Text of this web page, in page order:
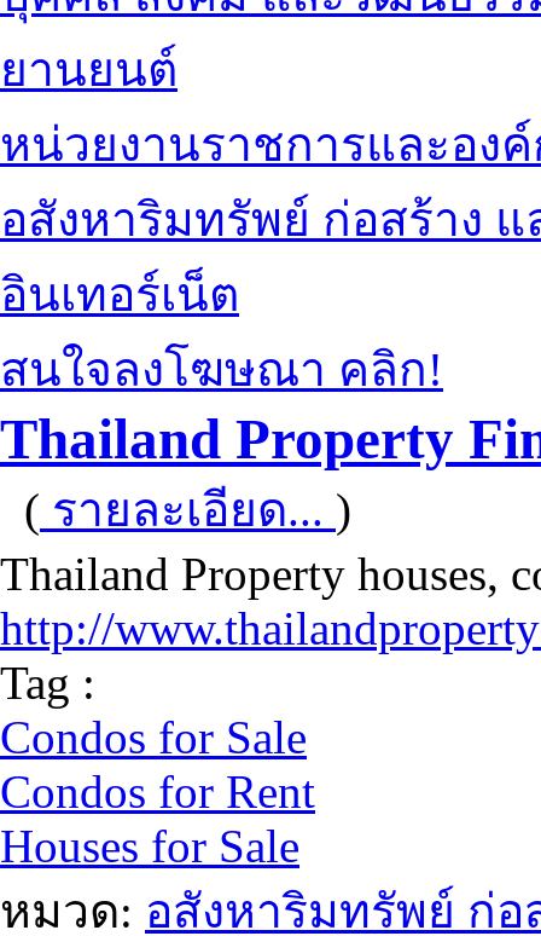
ยานยนต์
หน่วยงานราชการและอง
อสังหาริมทรัพย์ ก่อสร้าง
อินเทอร์เน็ต
สนใจลงโฆษณา คลิก!
Thailand Property
( รายละเอียด... )
Thailand Property houses,
http://
Tag :
Condos for Sale
Condos for Rent
Houses for Sale
หมวด: อสังหาริมทรัพย์ ก่